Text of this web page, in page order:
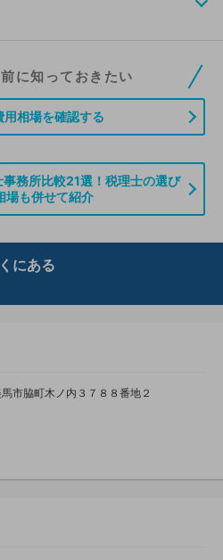
録いただくと、貴事務所の情報を編集し
税理士をお探しの方との接点をご提供す
ご案内はこちら
に知っておきたい
用相場を確認する
務所比較21選！税理士の選び
場も併せて紹介
にある
市脇町木ノ内３７８８番地２